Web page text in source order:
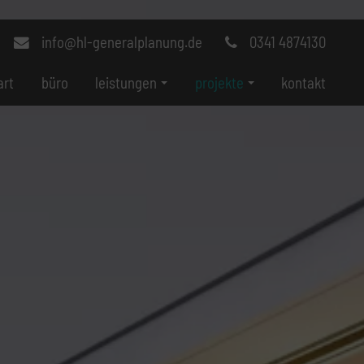
info@hl-generalplanung.de 0341 4874130
büro leistungen projekte kontakt